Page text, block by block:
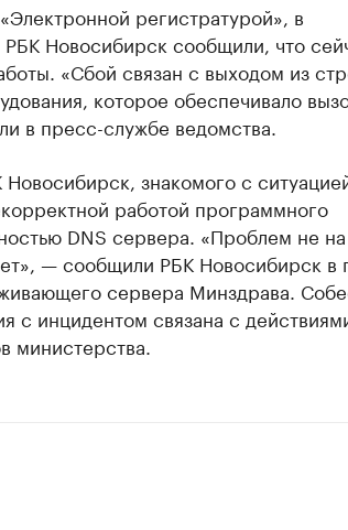
регистратурой», в
Новосибирск сообщили, что
«Сбой связан с выходом из
которое обеспечивало
в пресс-службе ведомства.
знакомого с
работой программного
DNS сервера. «Проблем не на
— сообщили РБК Новосибирск в
сервера Минздрава.
с инцидентом связана с
министерства.